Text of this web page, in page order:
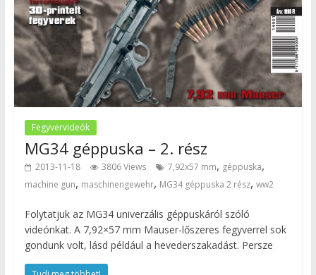
Fegyvervideók
MG34 géppuska – 2. rész
2013-11-18 3806 Views 7,92x57 mm, géppuska,
machine gun, maschinengewehr, MG34 géppuska 2 rész, ww2
Folytatjuk az MG34 univerzális géppuskáról szóló
videónkat. A 7,92×57 mm Mauser-lőszeres fegyverrel sok
gondunk volt, lásd például a hevederszakadást. Persze